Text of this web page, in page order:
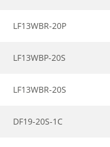
LF13WBR-20P
LF13WBP-20S
LF13WBR-20S
DF19-20S-1C